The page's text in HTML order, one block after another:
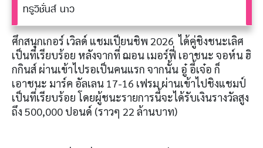
ทรูวิชั่นส์ นาว
ศึกสนุกเกอร์ เวิลด์ แชมเปียนชิพ 2026 ได้คู่ชิงชนะเลิศ
เป็นที่เรียบร้อย หลังจากที่ ฌอน เมอร์ฟี่ เอาชนะ จอห์น ฮิ
กกินส์ ผ่านเข้าไปรอเป็นคนแรก จากนั้น อู๋ อี้เจ๋อ ก็
เอาชนะ มาร์ค อัลเลน 17-16 เฟรม ผ่านเข้าไปชิงแชมป์
เป็นที่เรียบร้อย โดยผู้ชนะรายการนี้จะได้รับเงินรางวัลสูง
ถึง 500,000 ปอนด์ (ราวๆ 22 ล้านบาท)